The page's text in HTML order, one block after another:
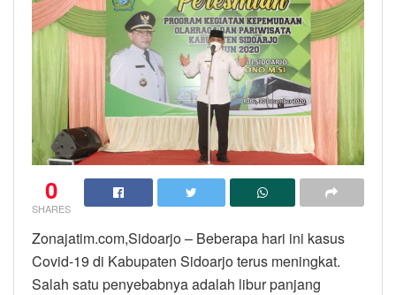
0
SHARES
Zonajatim.com,Sidoarjo – Beberapa hari ini kasus
Covid-19 di Kabupaten Sidoarjo terus meningkat.
Salah satu penyebabnya adalah libur panjang